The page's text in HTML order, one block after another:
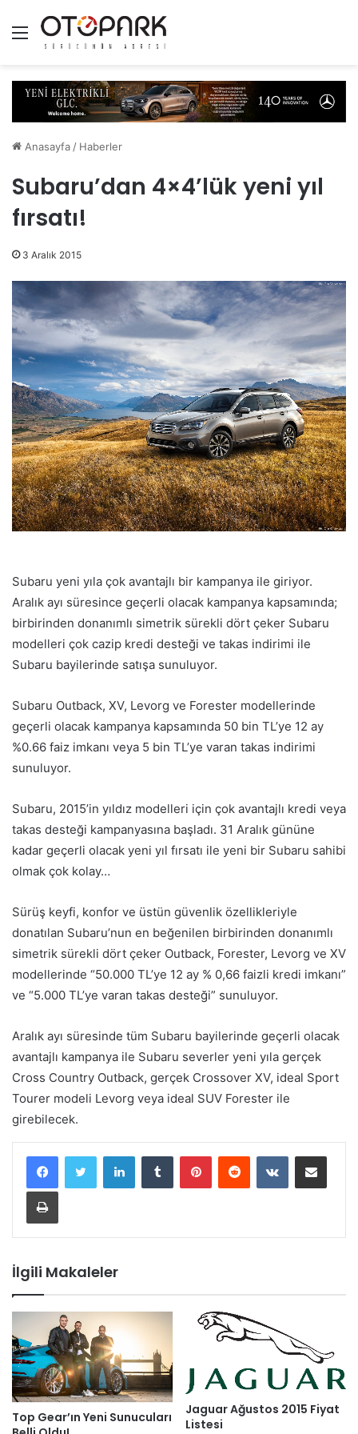
Menü
Anasayfa / Haberler
Subaru’dan 4×4’lük yeni yıl
fırsatı!
3 Aralık 2015
Subaru yeni yıla çok avantajlı bir kampanya ile giriyor.
Aralık ayı süresince geçerli olacak kampanya kapsamında;
birbirinden donanımlı simetrik sürekli dört çeker Subaru
modelleri çok cazip kredi desteği ve takas indirimi ile
Subaru bayilerinde satışa sunuluyor.
Subaru Outback, XV, Levorg ve Forester modellerinde
geçerli olacak kampanya kapsamında 50 bin TL’ye 12 ay
%0.66 faiz imkanı veya 5 bin TL’ye varan takas indirimi
sunuluyor.
Subaru, 2015’in yıldız modelleri için çok avantajlı kredi veya
takas desteği kampanyasına başladı. 31 Aralık gününe
kadar geçerli olacak yeni yıl fırsatı ile yeni bir Subaru sahibi
olmak çok kolay…
Sürüş keyfi, konfor ve üstün güvenlik özellikleriyle
donatılan Subaru’nun en beğenilen birbirinden donanımlı
simetrik sürekli dört çeker Outback, Forester, Levorg ve XV
modellerinde “50.000 TL’ye 12 ay % 0,66 faizli kredi imkanı”
ve “5.000 TL’ye varan takas desteği” sunuluyor.
Aralık ayı süresinde tüm Subaru bayilerinde geçerli olacak
avantajlı kampanya ile Subaru severler yeni yıla gerçek
Cross Country Outback, gerçek Crossover XV, ideal Sport
Tourer modeli Levorg veya ideal SUV Forester ile
girebilecek.
İlgili Makaleler
Top Gear’ın Yeni Sunucuları
Jaguar Ağustos 2015 Fiyat
Listesi